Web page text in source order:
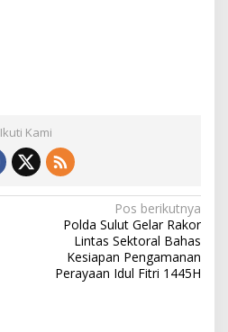
Ikuti Kami
Pos berikutnya
Polda Sulut Gelar Rakor
Lintas Sektoral Bahas
Kesiapan Pengamanan
Perayaan Idul Fitri 1445H